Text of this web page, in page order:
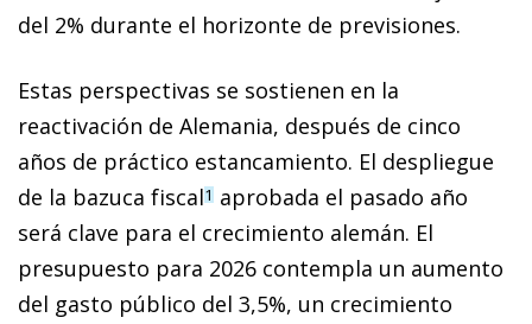
del 2% durante el horizonte de previsiones.
Estas perspectivas se sostienen en la
reactivación de Alemania, después de cinco
años de práctico estancamiento. El despliegue
de la bazuca fiscal1 aprobada el pasado año
será clave para el crecimiento alemán. El
presupuesto para 2026 contempla un aumento
del gasto público del 3,5%, un crecimiento